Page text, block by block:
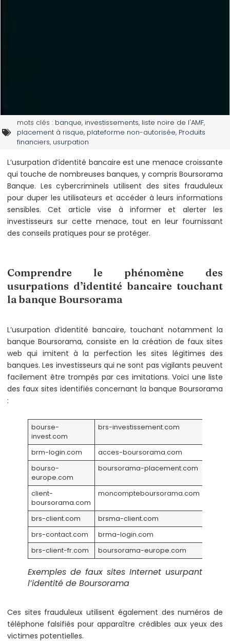
mots clés : banque, investissements, liste noire de l'AMF,
placement à risque, plateforme non-autorisée, Produits
financiers, usurpation
L’usurpation d’identité bancaire est une menace croissante
qui touche de nombreuses banques, y compris Boursorama
Banque. Les cybercriminels utilisent des sites frauduleux
pour duper les utilisateurs et accéder à leurs informations
sensibles. Cet article vise à informer et alerter les
investisseurs sur cette menace, tout en leur fournissant
des conseils pratiques pour se protéger.
Comprendre le phénomène des
usurpations d’identité bancaire touchant
la banque Boursorama
L’usurpation d’identité bancaire, touchant notamment la
banque Boursorama, consiste en la création de faux sites
web qui imitent à la perfection les sites légitimes des
banques. Les investisseurs qui ne sont pas vigilants peuvent
facilement être trompés par ces imitations. Voici une liste
des faux sites identifiés concernant la banque Boursorama
:
bourse-
invest.com
brs-investissement.com
brm-login.com
acces-boursorama.com
bourso-
europe.com
boursorama-placement.com
client-
boursorama.com
moncompteboursorama.com
brs-client.com
brsma-client.com
brs-contact.com
brma-login.com
brs-client-fr.com
boursorama-europe.com
Exemples de faux sites Internet usurpant
l’identité de Boursorama
Ces sites frauduleux utilisent également des numéros de
téléphone falsifiés pour apparaître crédibles aux yeux des
victimes potentielles.